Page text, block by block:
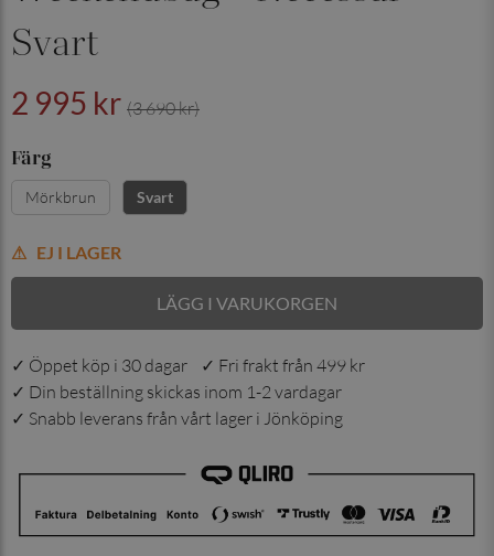
Svart
2 995 kr (3 690 kr)
Färg
Mörkbrun Svart
EJ I LAGER
LÄGG I VARUKORGEN
✓ Öppet köp i 30 dagar ✓ Fri frakt från 499 kr
✓ Din beställning skickas inom 1-2 vardagar
✓ Snabb leverans från vårt lager i Jönköping